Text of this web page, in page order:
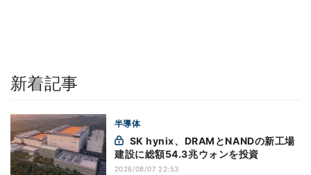
新着記事
半導体
建設に総額54.3兆ウォンを投資
2026/08/07 22:53